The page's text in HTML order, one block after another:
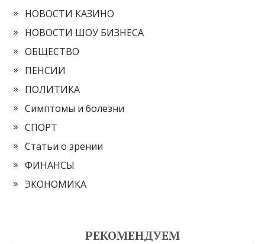
НОВОСТИ КАЗИНО
НОВОСТИ ШОУ БИЗНЕСА
ОБЩЕСТВО
ПЕНСИИ
ПОЛИТИКА
Симптомы и болезни
СПОРТ
Статьи о зрении
ФИНАНСЫ
ЭКОНОМИКА
РЕКОМЕНДУЕМ